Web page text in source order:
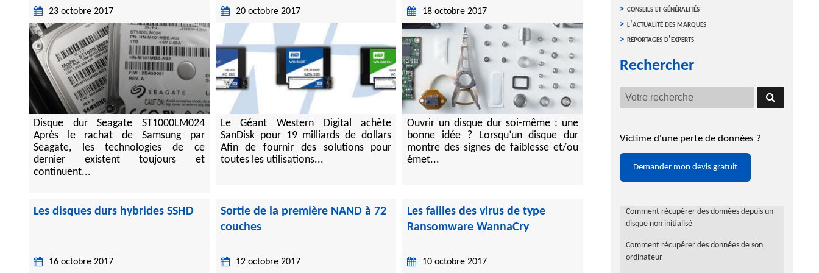
Récupération de données HP
Récupération de données DELL
Récupération de données LSI MegaRAID
Récupération de données sur serveur IBM
Récupération de données RAID
Récupération de données RAID 0
Récupération de données RAID 1
Récupération de données RAID 5
Récupération de données RAID 6
23 octobre 2017
Disque dur Seagate ST1000LM024
Après le rachat de Samsung par
Seagate, les technologies de ce
dernier existent toujours et
continuent...
20 octobre 2017
Le Géant Western Digital achète
SanDisk pour 19 milliards de dollars
Afin de fournir des solutions pour
toutes les utilisations...
18 octobre 2017
Ouvrir un disque dur soi-même : une
bonne idée ? Lorsqu’un disque dur
montre des signes de faiblesse et/ou
émet...
Les disques durs hybrides SSHD
16 octobre 2017
Sortie de la première NAND à 72
couches
12 octobre 2017
Les failles des virus de type
Ransomware WannaCry
10 octobre 2017
conseils et généralités
l'actualité des marques
reportages d'experts
Rechercher
Victime d'une perte de données ?
Demander mon devis gratuit
Comment récupérer des données depuis un
disque non initialisé
Comment récupérer des données de son
ordinateur